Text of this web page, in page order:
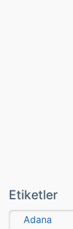
Etiketler
Adana